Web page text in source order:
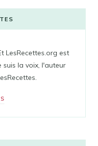
LesRecettes.org est
suis la voix, l'auteur